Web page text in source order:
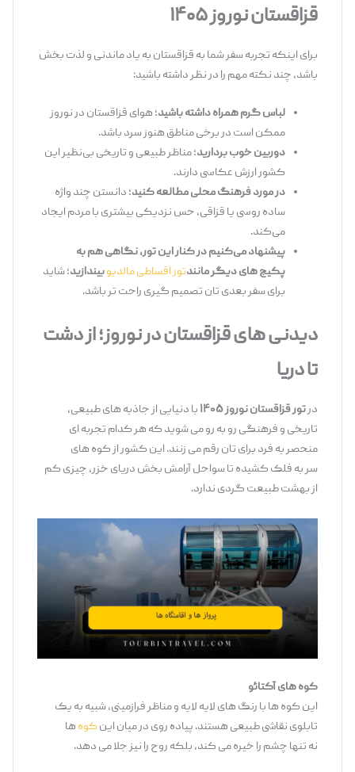
قزاقستان نوروز ۱۴۰۵
برای اینکه تجربه سفر شما به قزاقستان به ‌یاد ماندنی و لذت ‌بخش
باشد، چند نکته مهم را در نظر داشته باشید:
لباس گرم همراه داشته باشید؛ هوای قزاقستان در نوروز
ممکن است در برخی مناطق هنوز سرد باشد.
دوربین خوب بردارید؛ مناظر طبیعی و تاریخی بی‌نظیر این
کشور ارزش عکاسی دارند.
در مورد فرهنگ محلی مطالعه کنید؛ دانستن چند واژه
ساده روسی یا قزاقی، حس نزدیکی بیشتری با مردم ایجاد
می‌کند.
پیشنهاد می‌کنیم در کنار این تور، نگاهی هم به
‌های دیگر مانندتور اقساطی مالدیوبیندازید؛ شاید
برای سفر بعدی ‌تان تصمیم‌ گیری راحت ‌تر باشد.
دیدنی‌های قزاقستان در نوروز؛ از دشت
تا دریا
تور قزاقستان نوروز ۱۴۰۵
با دنیایی از جاذبه ‌های طبیعی،
تاریخی و فرهنگی رو به‌ رو می ‌شوید که هر کدام تجربه ‌ای
منحصر به ‌فرد برای ‌تان رقم می ‌زنند. این کشور از کوه ‌های
سر به ‌فلک ‌کشیده تا سواحل آرامش‌ بخش دریای خزر، چیزی کم
از بهشت طبیعت ‌گردی ندارد.
‌های آکتائو
این کوه ‌ها با رنگ‌ های لایه ‌لایه و مناظر فرازمینی، شبیه به یک
تابلوی نقاشی طبیعی هستند. پیاده ‌روی در میان اینکوه‌ها
نه ‌تنها چشم را خیره می‌ کند، بلکه روح را نیز جلا می ‌دهد.